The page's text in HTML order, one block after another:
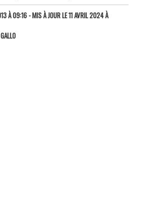
À 09:16- MIS À JOUR LE 11 AVRIL 2024 À